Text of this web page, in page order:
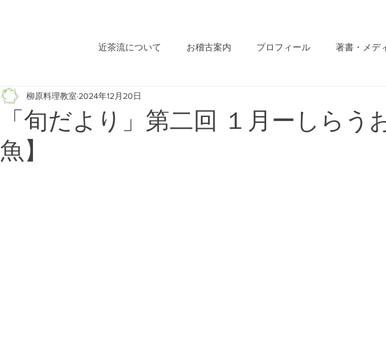
近茶流について お稽古案内 プロフィール 著書・メデ
「旬だより」第二回 １月ーしらう
魚】
柳原料理教室 2024年12月20日